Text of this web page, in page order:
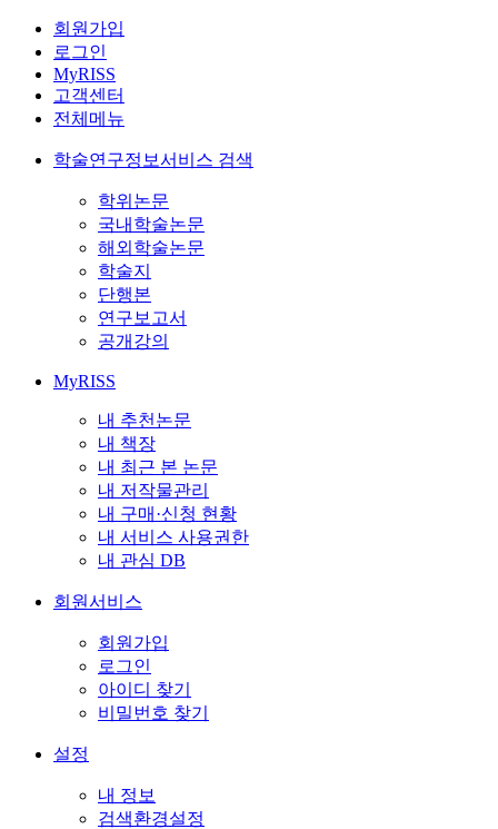
회원가입
로그인
MyRISS
고객센터
전체메뉴
학술연구정보서비스 검색
학위논문
국내학술논문
해외학술논문
학술지
단행본
연구보고서
공개강의
MyRISS
내 추천논문
내 책장
내 최근 본 논문
내 저작물관리
내 구매·신청 현황
내 서비스 사용권한
내 관심 DB
회원서비스
회원가입
로그인
아이디 찾기
비밀번호 찾기
설정
내 정보
검색환경설정